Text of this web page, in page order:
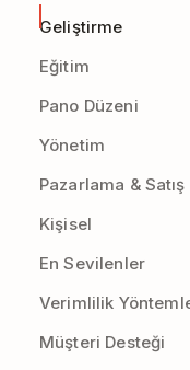
Geliştirme
Eğitim
Pano Düzeni
Yönetim
Pazarlama & Satış
Kişisel
En Sevilenler
Verimlilik
Müşteri Desteği